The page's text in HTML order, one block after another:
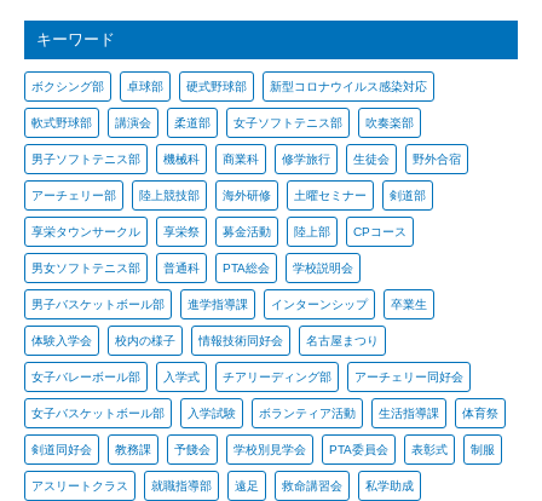
キーワード
ボクシング部 卓球部 硬式野球部 新型コロナウイルス感染対応
軟式野球部 講演会 柔道部 女子ソフトテニス部 吹奏楽部
男子ソフトテニス部 機械科 商業科 修学旅行 生徒会 野外合宿
アーチェリー部 陸上競技部 海外研修 土曜セミナー 剣道部
享栄タウンサークル 享栄祭 募金活動 陸上部 CPコース
男女ソフトテニス部 普通科 PTA総会 学校説明会
男子バスケットボール部 進学指導課 インターンシップ 卒業生
体験入学会 校内の様子 情報技術同好会 名古屋まつり
女子バレーボール部 入学式 チアリーディング部 アーチェリー同好会
女子バスケットボール部 入学試験 ボランティア活動 生活指導課 体育祭
剣道同好会 教務課 予餞会 学校別見学会 PTA委員会 表彰式 制服
アスリートクラス 就職指導部 遠足 救命講習会 私学助成